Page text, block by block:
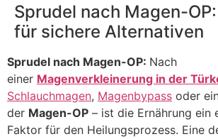
Sprudel nach Magen-
für sichere Alternativen
Sprudel nach Magen-OP: Nach
einer Magenverkleinerung in der
Schlauchmagen, Magenbypass oder
der Magen-OP – ist die Ernährung ein
Faktor für den Heilungsprozess. Eine